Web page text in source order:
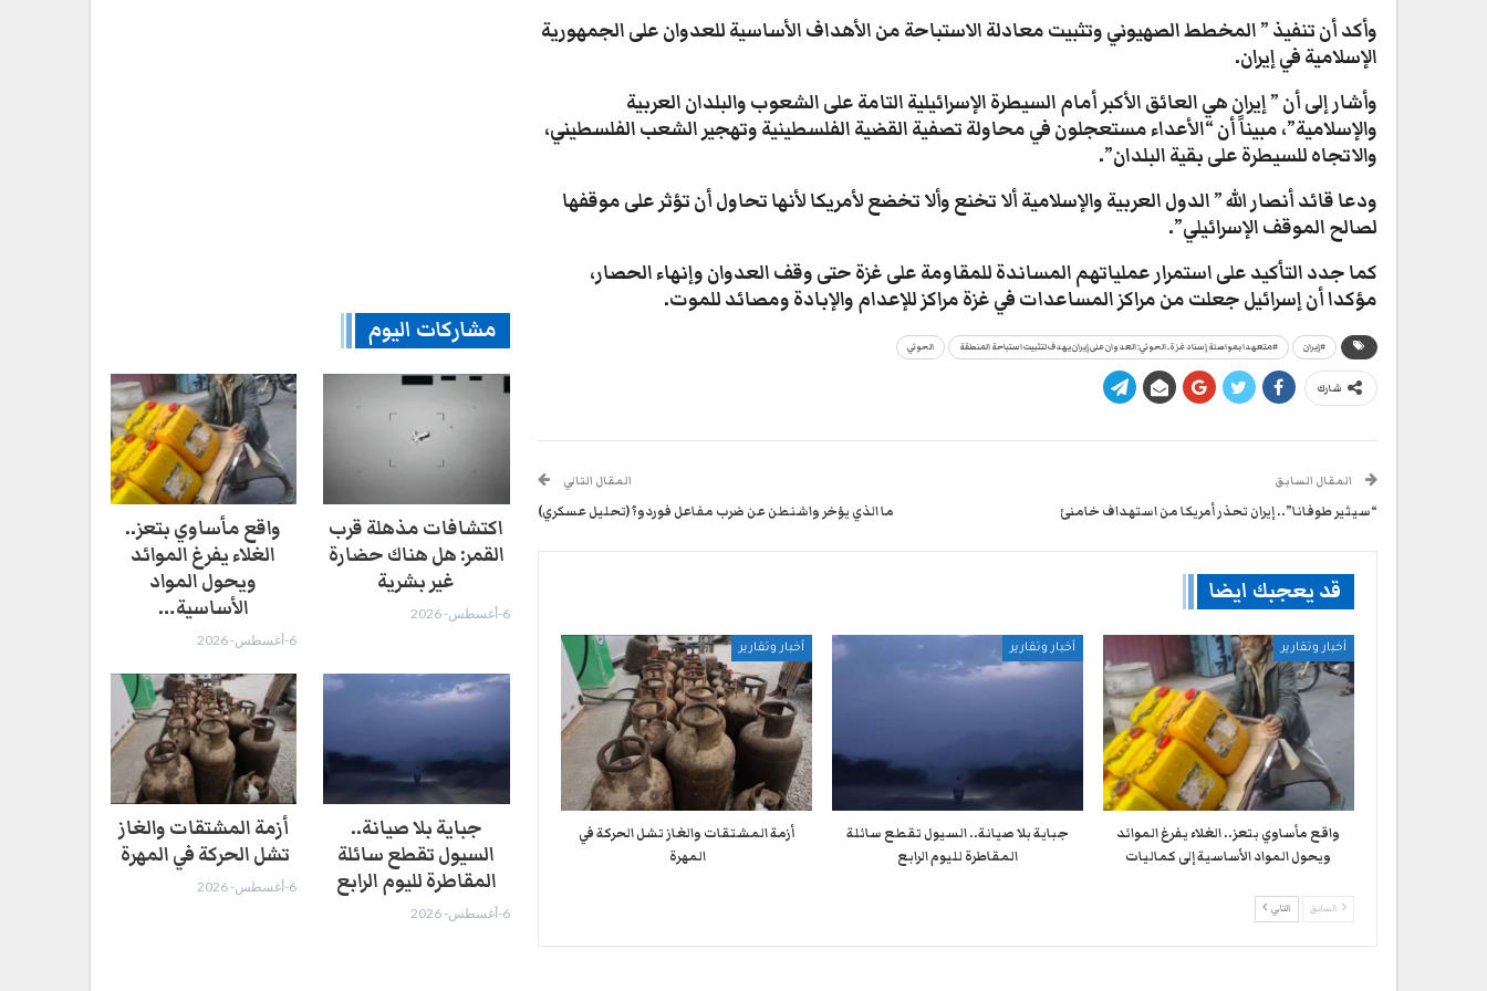
وأكد أن تنفيذ ” المخطط الصهيوني وتثبيت معادلة الاستباحة من الأهداف الأساسية للعدوان على الجمهورية
الإسلامية في إيران.
وأشار إلى أن ” إيران هي العائق الأكبر أمام السيطرة الإسرائيلية التامة على الشعوب والبلدان العربية
والإسلامية”، مبيناً أن “الأعداء مستعجلون في محاولة تصفية القضية الفلسطينية وتهجير الشعب الفلسطيني،
والاتجاه للسيطرة على بقية البلدان”.
ودعا قائد أنصار الله ” الدول العربية والإسلامية ألا تخنع وألا تخضع لأمريكا لأنها تحاول أن تؤثر على موقفها
لصالح الموقف الإسرائيلي”.
كما جدد التأكيد على استمرار عملياتهم المساندة للمقاومة على غزة حتى وقف العدوان وإنهاء الحصار،
مؤكدا أن إسرائيل جعلت من مراكز المساعدات في غزة مراكز للإعدام والإبادة ومصائد للموت.
#إيران #متعهدا بمواصلة إسناد غزة.. الحوثي: العدوان على إيران يهدف لتثبيت استباحة المنطقة الحوثي
شارك
المقال السابق
“سيثير طوفانا”.. إيران تحذر أمريكا من استهداف خامنئ
المقال التالي
ما الذي يؤخر واشنطن عن ضرب مفاعل فوردو؟ (تحليل عسكري)
قد يعجبك ايضا
أخبار وتقارير
واقع مأساوي بتعز.. الغلاء يفرغ الموائد
ويحول المواد الأساسية إلى كماليات
أخبار وتقارير
جباية بلا صيانة.. السيول تقطع سائلة
المقاطرة لليوم الرابع
أخبار وتقارير
أزمة المشتقات والغاز تشل الحركة في
المهرة ​
السابق التالي
مشاركات اليوم
اكتشافات مذهلة قرب
القمر: هل هناك حضارة
غير بشرية
6-أغسطس- 2026
واقع مأساوي بتعز..
الغلاء يفرغ الموائد
ويحول المواد
الأساسية…
6-أغسطس- 2026
جباية بلا صيانة..
السيول تقطع سائلة
المقاطرة لليوم الرابع
6-أغسطس- 2026
أزمة المشتقات والغاز
تشل الحركة في المهرة ​
6-أغسطس- 2026